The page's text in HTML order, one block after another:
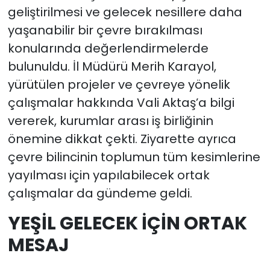
geliştirilmesi ve gelecek nesillere daha
yaşanabilir bir çevre bırakılması
konularında değerlendirmelerde
bulunuldu. İl Müdürü Merih Karayol,
yürütülen projeler ve çevreye yönelik
çalışmalar hakkında Vali Aktaş’a bilgi
vererek, kurumlar arası iş birliğinin
önemine dikkat çekti. Ziyarette ayrıca
çevre bilincinin toplumun tüm kesimlerine
yayılması için yapılabilecek ortak
çalışmalar da gündeme geldi.
YEŞİL GELECEK İÇİN ORTAK
MESAJ